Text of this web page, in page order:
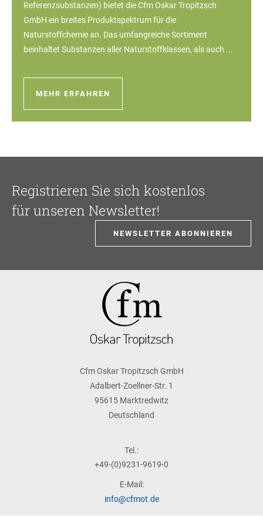
Referenzsubstanzen) bietet die Cfm Oskar Tropitzsch
GmbH ein breites Produktspektrum für die
Naturstoffchemie an. Das umfangreiche Sortiment
beinhaltet Substanzen aller Naturstoffklassen, als auch ...
MEHR ERFAHREN
Registrieren Sie sich kostenlos
für unseren Newsletter!
NEWSLETTER ABONNIEREN
Cfm Oskar Tropitzsch GmbH
Adalbert-Zoellner-Str. 1
95615 Marktredwitz
Deutschland
Tel.:
+49-(0)9231-9619-0
E-Mail:
info@cfmot.de